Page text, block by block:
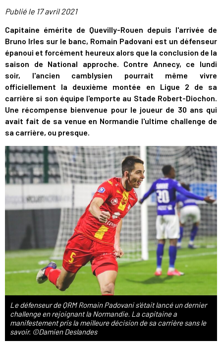
Publié le 17 avril 2021
Capitaine émérite de Quevilly-Rouen depuis l'arrivée de
Bruno Irles sur le banc, Romain Padovani est un défenseur
épanoui et forcément heureux alors que la conclusion de la
saison de National approche. Contre Annecy, ce lundi
soir, l'ancien camblysien pourrait même vivre
officiellement la deuxième montée en Ligue 2 de sa
carrière si son équipe l'emporte au Stade Robert-Diochon.
Une récompense bienvenue pour le joueur de 30 ans qui
avait fait de sa venue en Normandie l'ultime challenge de
sa carrière, ou presque.
Le défenseur de QRM Romain Padovani s'était lancé un dernier
challenge en rejoignant la Normandie. La capitaine a
manifestement pris la meilleure décision de sa carrière sans le
savoir. ©Damien Deslandes